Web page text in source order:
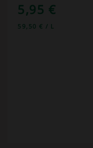
5,95 €
59,50 € / L